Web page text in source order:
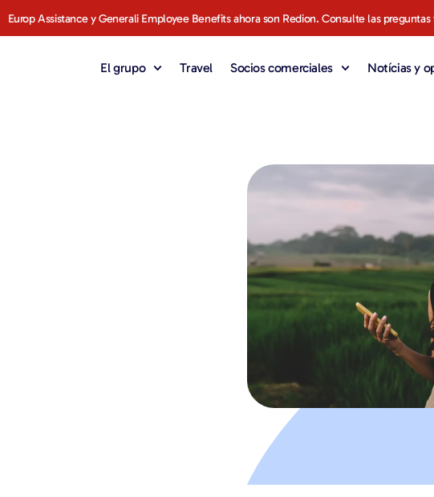
Europ Assistance y Generali Employee Benefits ahora son Redion. Consulte las
El grupo Travel Socios comerciales Notícias y